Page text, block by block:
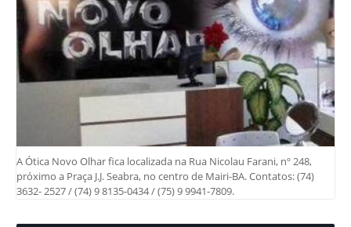
A Ótica Novo Olhar fica localizada na Rua Nicolau Farani, nº 248,
próximo a Praça J.J. Seabra, no centro de Mairi-BA. Contatos: (74)
3632- 2527 / (74) 9 8135-0434 / (75) 9 9941-7809.